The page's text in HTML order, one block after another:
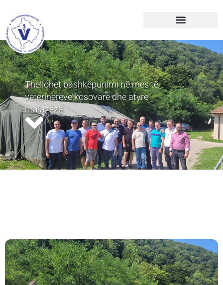
Thellohet bashkëpunimi në mes të
veterinerëve kosovarë dhe atyre
malazezë